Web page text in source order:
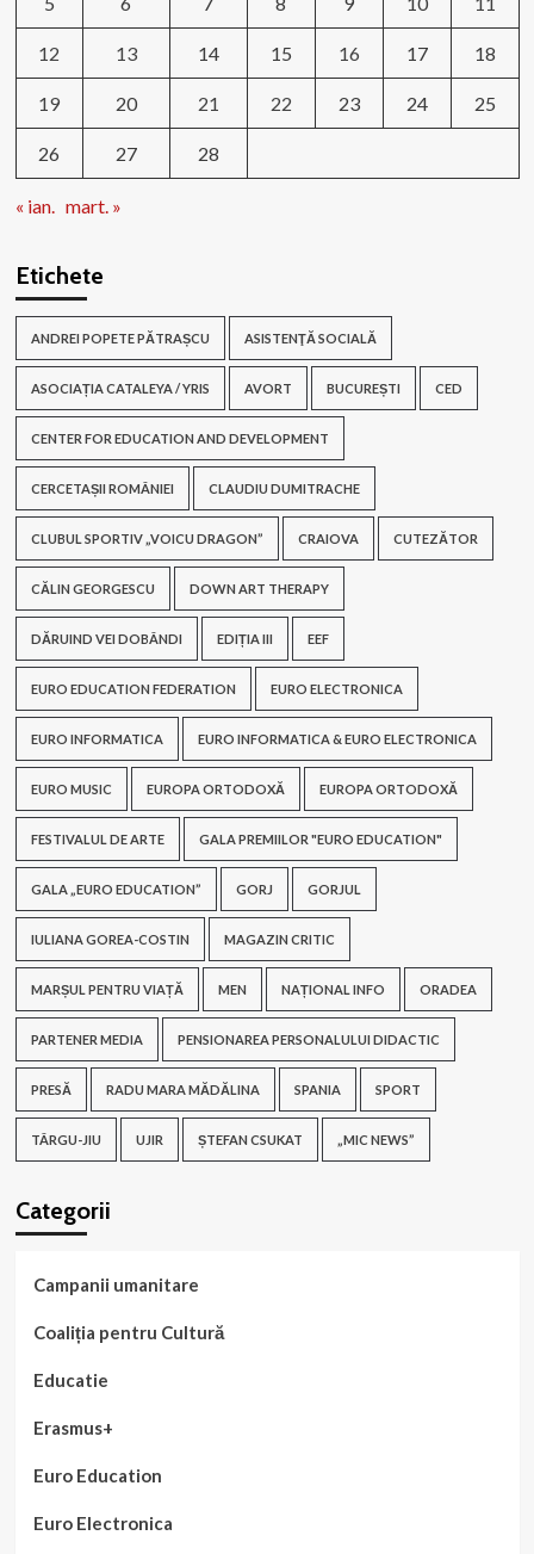
12 13 14 15 16 17 18
19 20 21 22 23 24 25
26 27 28
« ian. mart. »
Etichete
ANDREI POPETE PĂTRAȘCU ASISTENŢĂ SOCIALĂ
ASOCIAȚIA CATALEYA / YRIS AVORT BUCUREȘTI CED
CENTER FOR EDUCATION AND DEVELOPMENT
CERCETAȘII ROMÂNIEI CLAUDIU DUMITRACHE
CLUBUL SPORTIV „VOICU DRAGON” CRAIOVA CUTEZĂTOR
CĂLIN GEORGESCU DOWN ART THERAPY
DĂRUIND VEI DOBÂNDI EDIȚIA III EEF
EURO EDUCATION FEDERATION EURO ELECTRONICA
EURO INFORMATICA EURO INFORMATICA & EURO ELECTRONICA
EURO MUSIC EUROPA ORTODOXĂ EUROPA ORTODOXĂ
FESTIVALUL DE ARTE GALA PREMIILOR "EURO EDUCATION"
GALA „EURO EDUCATION” GORJ GORJUL
IULIANA GOREA-COSTIN MAGAZIN CRITIC
MARȘUL PENTRU VIAȚĂ MEN NAȚIONAL INFO ORADEA
PARTENER MEDIA PENSIONAREA PERSONALULUI DIDACTIC
PRESĂ RADU MARA MĂDĂLINA SPANIA SPORT
TÂRGU-JIU UJIR ȘTEFAN CSUKAT „MIC NEWS”
Categorii
Campanii umanitare
Coaliția pentru Cultură
Educatie
Erasmus+
Euro Education
Euro Electronica